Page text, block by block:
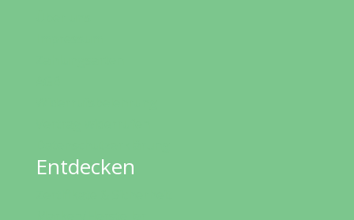
Entdecken